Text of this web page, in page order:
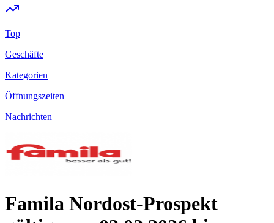
Top
Geschäfte
Kategorien
Öffnungszeiten
Nachrichten
Famila Nordost-Prospekt